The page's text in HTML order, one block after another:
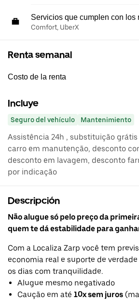
Servicios que cumplen con los
Comfort, UberX
Renta semanal
Costo de la renta
Incluye
Seguro del vehículo Mantenimiento
Assistência 24h , substituição grátis
carro em manutenção, desconto
desconto em lavagem, desconto
por indicação
Descripción
Não alugue só pelo preço da
quem te dá estabilidade para
Com a Localiza Zarp você tem
economia real e suporte de
os dias com tranquilidade.
Alugue mesmo negativado
Caução em até 10x sem juros